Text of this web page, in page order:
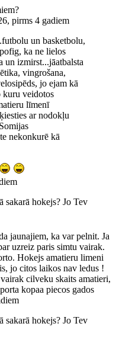
pirms 4 gadiem
un basketbolu,
ka ne lielos
un izmirst...jāatbalsta
vingrošana,
jo ejam kā
kuru veidotos
līmenī
ar nodokļu
nekonkurē kā
sakarā hokejs? Jo Tev
jaunajiem, ka var pelnit. Ja
uzreiz paris simtu vairak.
Hokejs amatieru limeni
jo citos laikos nav ledus !
cilveku skaits amatieri,
kopaa piecos gados
sakarā hokejs? Jo Tev